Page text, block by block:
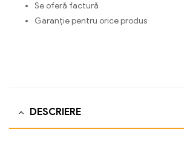
Se oferă factură
Garanție pentru orice produs
DESCRIERE